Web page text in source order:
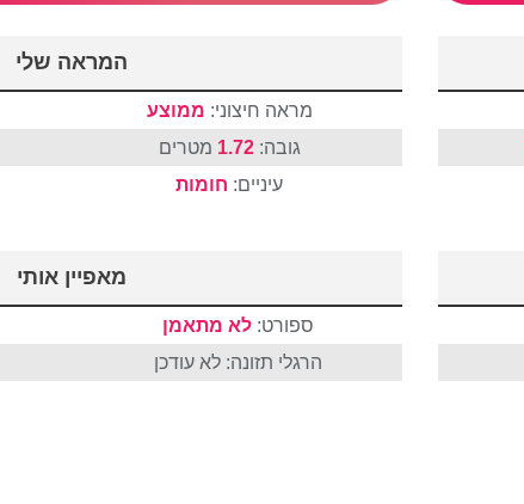
המראה שלי
מראה חיצוני: ממוצע
גובה:1.72 מטרים
עיניים: חומות
מאפיין אותי
ספורט:לא מתאמן
הרגלי תזונה: לא עודכן